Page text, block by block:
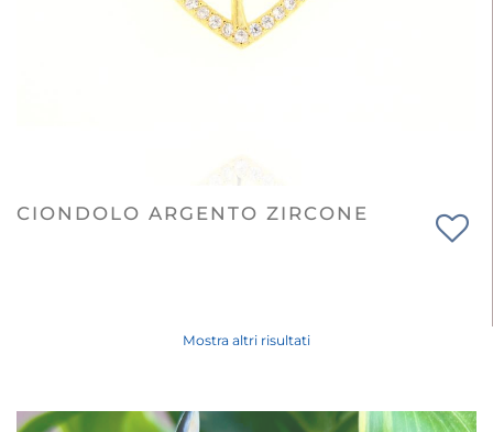
CIONDOLO ARGENTO ZIRCONE
Mostra altri risultati